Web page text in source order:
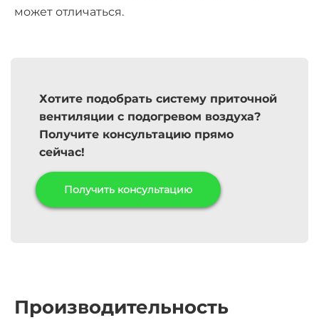
может отличаться.
Хотите подобрать систему приточной
вентиляции с подогревом воздуха?
Получите консультацию прямо
сейчас!
Получить консультацию
Производительность